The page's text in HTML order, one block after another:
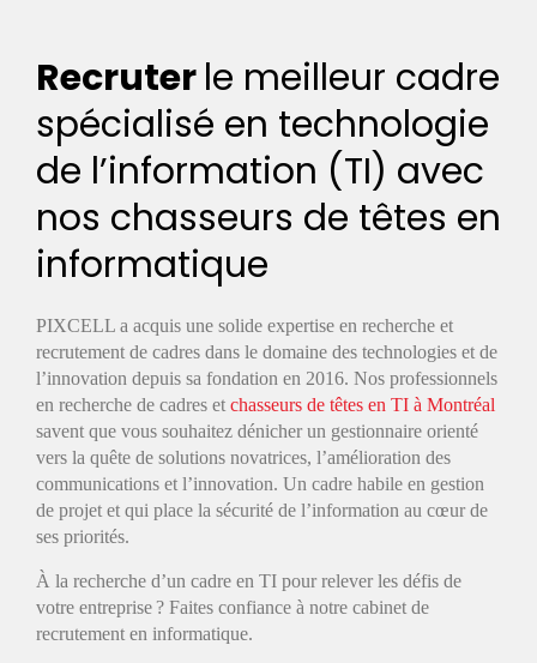
Recruterle meilleur cadre
spécialisé en technologie
de l’information (TI) avec
nos chasseurs de têtes en
informatique
PIXCELL a acquis une solide expertise en recherche et
recrutement de cadres dans le domaine des technologies et de
l’innovation depuis sa fondation en 2016. Nos professionnels
en recherche de cadres et chasseurs de têtes en TI à Montréal
savent que vous souhaitez dénicher un gestionnaire orienté
vers la quête de solutions novatrices, l’amélioration des
communications et l’innovation. Un cadre habile en gestion
de projet et qui place la sécurité de l’information au cœur de
ses priorités.
À la recherche d’un cadre en TI pour relever les défis de
votre entreprise ? Faites confiance à notre cabinet de
recrutement en informatique.